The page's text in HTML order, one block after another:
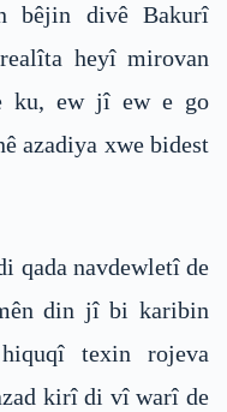
bêjin divê Bakurî
heyî mirovan
ku, ew jî ew e go
azadiya xwe bidest
qada navdewletî de
din jî bi karibin
texin rojeva
kirî di vî warî de